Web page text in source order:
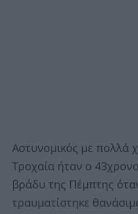
Αστυνομικός με πολλά
Τροχαία ήταν ο
βράδυ της Πέμπτης
τραυματίστηκε